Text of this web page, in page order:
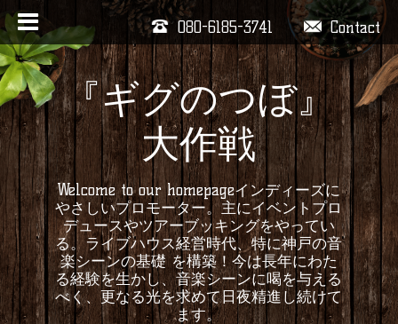
Contact
080-6185-3741
『ギグのつぼ』
大作戦
Welcome to our homepageインディーズに
やさしいプロモーター。主にイベントプロ
デュースやツアーブッキングをやってい
る。ライブハウス経営時代、特に神戸の音
楽シーンの基礎 を構築！今は長年にわた
る経験を生かし、音楽シーンに喝を与える
べく、更なる光を求めて日夜精進し続けて
ます。